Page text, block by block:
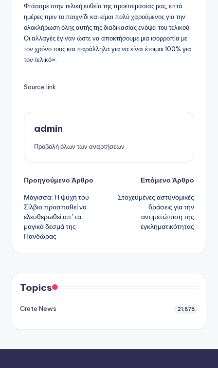
Φτάσαμε στην τελική ευθεία της προετοιμασίας μας, επτά
ημέρες πριν το παιχνίδι και είμαι πολύ χαρούμενος για την
ολοκλήρωση όλης αυτής της διαδικασίας ενόψει του τελικού.
Οι αλλαγές έγιναν ώστε να αποκτήσουμε μια ισορροπία με
τον χρόνο τους και παράλληλα για να είναι έτοιμοι 100% για
τον τελικό».
Source link
admin
Προβολή όλων των αναρτήσεων
Πλοήγηση
δημοσιεύσεων
Προηγούμενο Άρθρο
Μάγισσα: Η ψυχή του
Σίλβιο προσπαθεί να
ελευθερωθεί απ’ τα
μαγικά δεσμά της
Πανδώρας
Επόμενο Άρθρο
Στοχευμένες αστυνομικές
δράσεις για την
αντιμετώπιση της
εγκληματικότητας
Topics
Crete News 21,878